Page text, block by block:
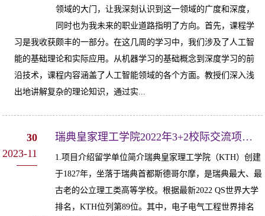
领域的大门，让我深刻认识到这一领域的广度和深度，
同时也为我未来的职业道路指明了方向。首先，课程学
习是我收获颇丰的一部分。在这几周的学习中，我们涉及了人工智
能的基础理论和实际应用。从机器学习的基础概念到深度学习的前
沿技术，课程内容涵盖了人工智能领域的各个方面。教授们深入浅
出地讲解复杂的理论知识，通过实...
30
2023-11
瑞典皇家理工学院2022年3+2校际交流项目-经验分享1
1.项目介绍留学单位简介瑞典皇家理工学院（KTH）创建
于1827年，坐落于瑞典首都斯德哥尔摩，是瑞典最大、最
古老的公立理工类高等学校。根据最新2022 QS世界大学
排名，KTH位列第89位。其中，电子电气工程世界排名